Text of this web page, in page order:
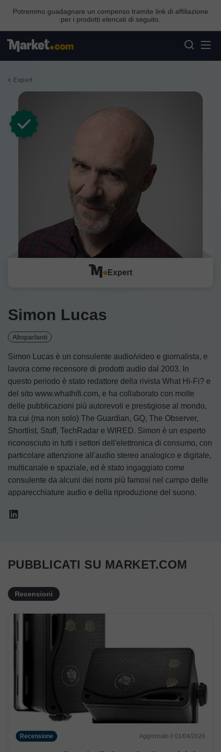
Potremmo guadagnare un compenso tramite link di affiliazione
per i prodotti elencati di seguito.
Expert
Simon Lucas
Altoparlanti
Simon Lucas è un consulente audio/video e giornalista, e
lavora come recensore di prodotti audio dal 2003. In
questo periodo è stato redattore della rivista What Hi-Fi? e
del sito www.whathifi.com, e ha collaborato con molte
delle pubblicazioni più autorevoli e prestigiose al mondo,
tra cui (ma non solo) The Guardian, GQ, The Observer,
Shortlist, Stuff, TechRadar e WIRED. Simon è un esperto
riconosciuto in tutti i settori dell'elettronica di consumo, con
particolare attenzione all'audio stereo analogico e digitale,
multicanale e spaziale, ed è stato ingaggiato come
consulente da alcuni dei nomi più famosi nel campo delle
apparecchiature audio e della riproduzione del suono.
Expert
PUBBLICATI SU MARKET.COM
Recensioni
Recensione Aggiornato il 01/04/2026